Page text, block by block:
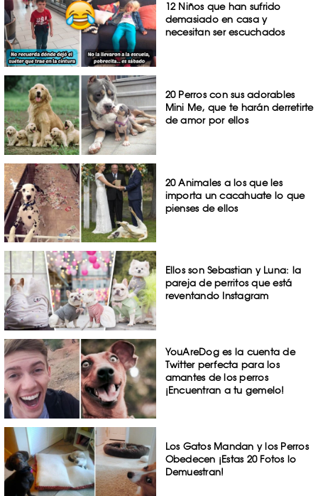
12 Niños que han sufrido
demasiado en casa y
necesitan ser escuchados
20 Perros con sus adorables
Mini Me, que te harán derretirte
de amor por ellos
20 Animales a los que les
importa un cacahuate lo que
pienses de ellos
Ellos son Sebastian y Luna: la
pareja de perritos que está
reventando Instagram
YouAreDog es la cuenta de
Twitter perfecta para los
amantes de los perros
¡Encuentran a tu gemelo!
Los Gatos Mandan y los Perros
Obedecen ¡Estas 20 Fotos lo
Demuestran!